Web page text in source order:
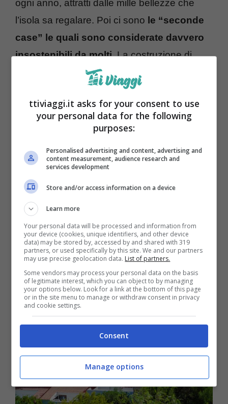
ogni anno, attratti dalle mille bellezze che
l’isola sa regalare. Poi ci sono le “seconde
case” le quali sono considerate davvero
insostenibili da molti.La costruzione di
nuovi complessi alberghieri ha causato
ingorghi stradali, danni ambientali, liquami.
spiagge meridionali sono invase da
queste nuove costruzioni . La situazione
assiste a una significativa e pericolosa
deturpato, favorendo quel benessere e quel
progresso i quali soddisfano solo le esigenze
del turista di passaggio, ma non certo del
residente che vi è nato e vi vive tutta una
vita.
ttiviaggi.it asks for your consent to use
your personal data for the following
purposes:
Personalised advertising and content, advertising and
content measurement, audience research and
services development
Store and/or access information on a device
Learn more
Your personal data will be processed and information from
your device (cookies, unique identifiers, and other device
data) may be stored by, accessed by and shared with 319
partners, or used specifically by this site. We and our partners
may use precise geolocation data. List of partners.
Some vendors may process your personal data on the basis
of legitimate interest, which you can object to by managing
your options below. Look for a link at the bottom of this page
or in the site menu to manage or withdraw consent in privacy
and cookie settings.
Consent
Manage options